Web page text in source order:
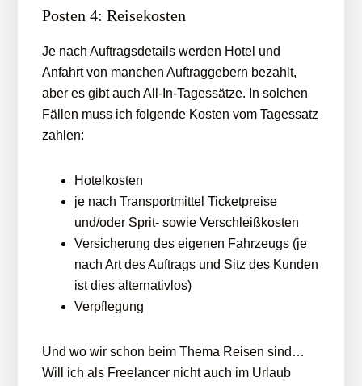
Posten 4: Reisekosten
Je nach Auftragsdetails werden Hotel und
Anfahrt von manchen Auftraggebern bezahlt,
aber es gibt auch All-In-Tagessätze. In solchen
Fällen muss ich folgende Kosten vom Tagessatz
zahlen:
Hotelkosten
je nach Transportmittel Ticketpreise
und/oder Sprit- sowie Verschleißkosten
Versicherung des eigenen Fahrzeugs (je
nach Art des Auftrags und Sitz des Kunden
ist dies alternativlos)
Verpflegung
Und wo wir schon beim Thema Reisen sind…
Will ich als Freelancer nicht auch im Urlaub